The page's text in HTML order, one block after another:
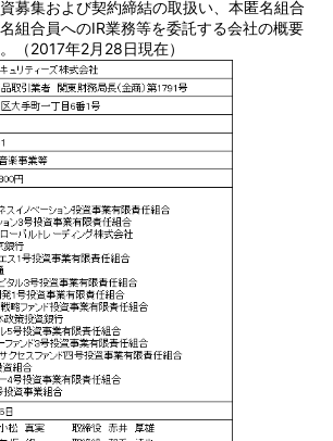
募集および契約締結の取扱い、本匿名組合
組合員へのIR業務等を委託する会社の概要
（2017年2月28日現在）